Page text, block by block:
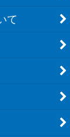
て